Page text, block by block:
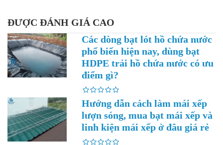
ĐƯỢC ĐÁNH GIÁ CAO
Các dòng bạt lót hồ chứa nước
phổ biến hiện nay, dùng bạt
HDPE trải hồ chứa nước có ưu
điểm gì?
Hướng dẫn cách làm mái xếp
lượn sóng, mua bạt mái xếp và
linh kiện mái xếp ở đâu giá rẻ